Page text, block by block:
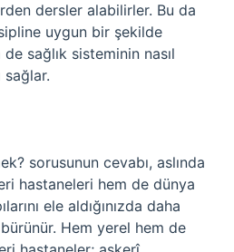
dersler alabilirler. Bu da
uygun bir şekilde
sağlık sisteminin nasıl
sağlar.
sorusunun cevabı, aslında
hastaneleri hem de dünya
ele aldığınızda daha
Hem yerel hem de